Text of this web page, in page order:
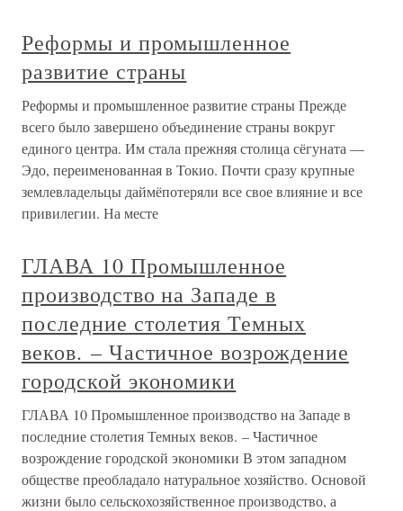
Реформы и промышленное
развитие страны
Реформы и промышленное развитие страны Прежде
всего было завершено объединение страны вокруг
единого центра. Им стала прежняя столица сёгуната —
Эдо, переименованная в Токио. Почти сразу крупные
землевладельцы даймёпотеряли все свое влияние и все
привилегии. На месте
ГЛАВА 10 Промышленное
производство на Западе в
последние столетия Темных
веков. – Частичное возрождение
городской экономики
ГЛАВА 10 Промышленное производство на Западе в
последние столетия Темных веков. – Частичное
возрождение городской экономики В этом западном
обществе преобладало натуральное хозяйство. Основой
жизни было сельскохозяйственное производство, а